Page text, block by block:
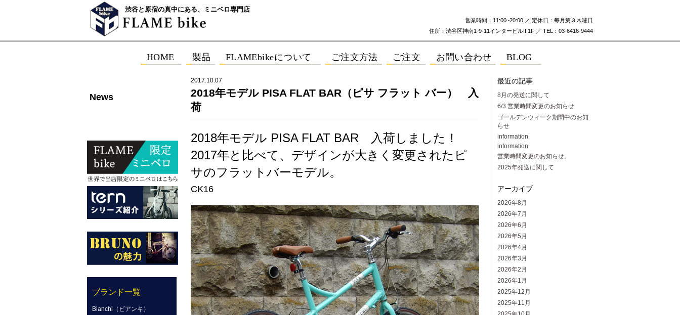
渋谷と原宿の真中にある、ミニベロ専門店
営業時間：11:00~20:00 ／ 定休日：毎月第３木曜日
住所：渋谷区神南1-9-11インタービルII 1F ／ TEL：03-6416-9444
News
ブランド一覧
Bianchi（ビアンキ）
2017.10.07
2018年モデル PISA FLAT BAR（ピサ フラット バー） 入
荷
2018年モデル PISA FLAT BAR 入荷しました！
2017年と比べて、デザインが大きく変更されたピ
サのフラットバーモデル。
CK16
最近の記事
8月の発送に関して
6/3 営業時間変更のお知らせ
ゴールデンウィーク期間中のお知
らせ
information
information
営業時間変更のお知らせ。
2025年発送に関して
アーカイブ
2026年8月
2026年7月
2026年6月
2026年5月
2026年4月
2026年3月
2026年2月
2026年1月
2025年12月
2025年11月